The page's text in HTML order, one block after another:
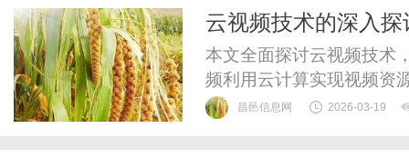
云视频技术的深入
析
本文全面探讨云视频技术
频利用云计算实现视频资
势，广泛应用于教育、企
昌邑信息网 2026-03-19